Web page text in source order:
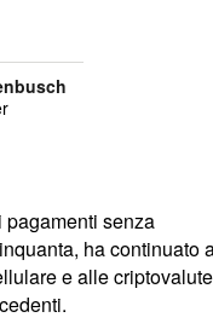
pagamenti senza
ha continuato
e alle